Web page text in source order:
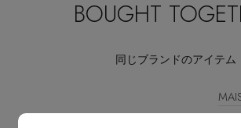
BOUGHT
同じブランドのアイテム